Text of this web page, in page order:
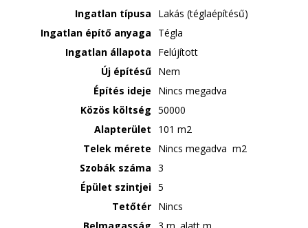
Ingatlan típusa
Lakás (téglaépítésű)
Ingatlan építő anyaga
Tégla
Ingatlan állapota
Felújított
Új építésű
Nem
Építés ideje
Nincs megadva
Közös költség 50000
Alapterület
101 m2
Telek mérete
Nincs megadva m2
Szobák száma 3
Épület szintjei 5
Tetőtér
Nincs